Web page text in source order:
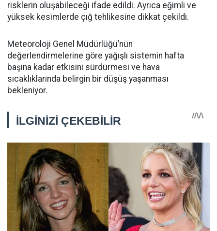
risklerin oluşabileceği ifade edildi. Ayrıca eğimli ve
yüksek kesimlerde çığ tehlikesine dikkat çekildi.
Meteoroloji Genel Müdürlüğü’nün
değerlendirmelerine göre yağışlı sistemin hafta
başına kadar etkisini sürdürmesi ve hava
sıcaklıklarında belirgin bir düşüş yaşanması
bekleniyor.